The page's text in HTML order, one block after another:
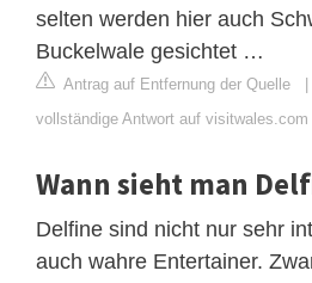
selten werden hier auch
Buckelwale gesichtet …
Antrag auf Entfernung der Quelle
vollständige Antwort auf visitwales.com
Wann sieht man
Delfine sind nicht nur sehr
auch wahre Entertainer.